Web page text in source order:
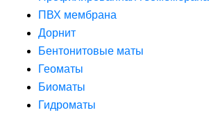
ПВХ мембрана
Дорнит
Бентонитовые маты
Геоматы
Биоматы
Гидроматы